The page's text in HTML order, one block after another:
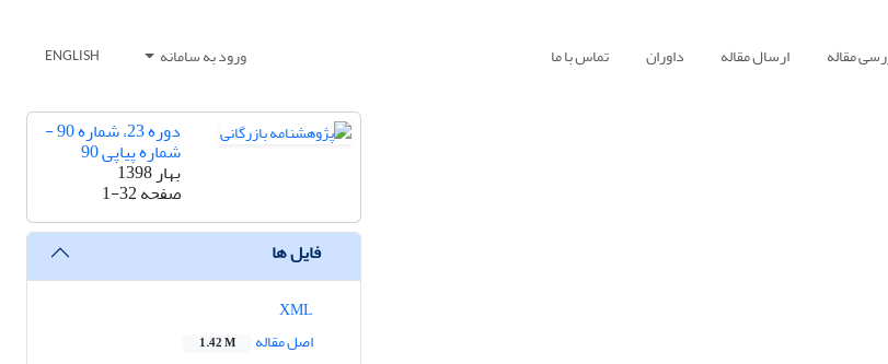
مقاله ارسال مقاله داوران تماس با ما ورود به سامانه ENGLISH
دوره 23، شماره 90 -
شماره پیاپی 90
بهار 1398
صفحه1-32
فایل ها
اصل مقاله
1.42 M